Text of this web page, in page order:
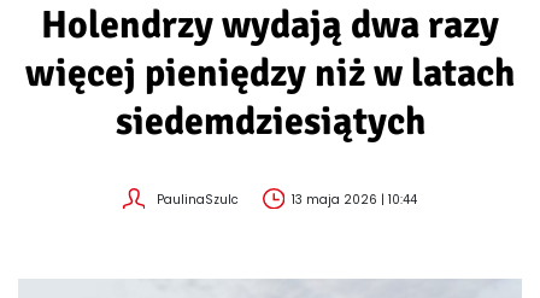
Holendrzy wydają dwa razy
więcej pieniędzy niż w latach
siedemdziesiątych
PaulinaSzulc 13 maja 2026 | 10:44